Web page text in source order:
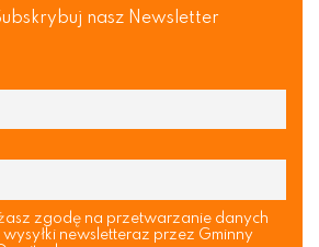
nasz Newsletter
zgodę na przetwarzanie danych
newsletteraz przez Gminny